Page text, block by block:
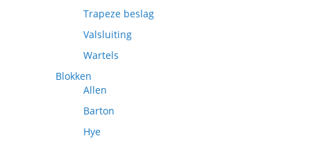
Trapeze beslag
Valsluiting
Wartels
Blokken
Allen
Barton
Hye